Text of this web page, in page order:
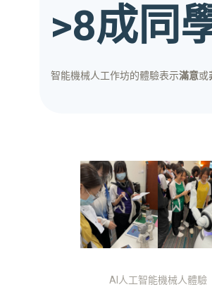
>8成同
智能機械人工作坊的體驗表示滿意或
AI人工智能機械人體驗